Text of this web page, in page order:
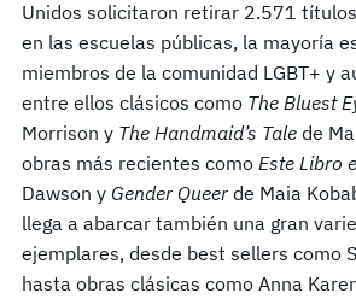
Unidos solicitaron retirar 2.571
en las escuelas públicas, la mayoría
miembros de la comunidad LGBT+ y
entre ellos clásicos como The Bluest
Morrison y The Handmaid’s Tale de
obras más recientes como Este Libro
Dawson y Gender Queer de Maia
llega a abarcar también una gran
ejemplares, desde best sellers como
hasta obras clásicas como Anna